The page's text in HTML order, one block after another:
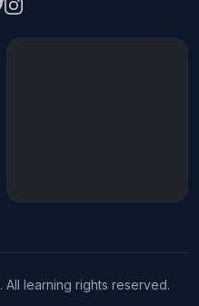
learning rights reserved.